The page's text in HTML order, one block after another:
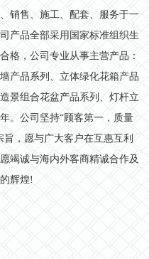
销售、施工、配套、服务于一
产品全部采用国家标准组织生
格，公司专业从事主营产品：
产品系列、立体绿化花箱产品
景组合花盆产品系列、灯杆立
。公司坚持“顾客第一，质量
，愿与广大客户在互惠互利
竭诚与海内外客商精诚合作及
辉煌!